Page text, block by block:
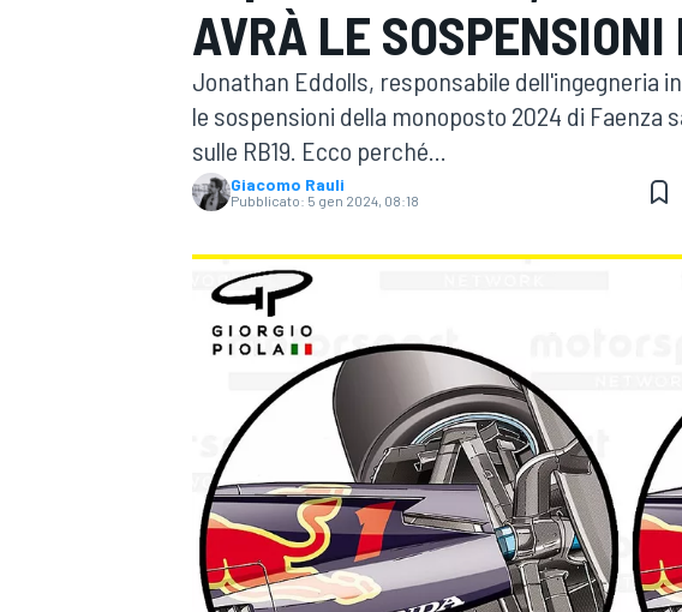
MOTOGP WEC
WRC
AVRÀ LE
Jonathan Eddolls, responsabile dell'ingegneria
le sospensioni della monoposto 2024 di Faenza
sulle RB19. Ecco perché...
Giacomo Rauli
Pubblicato: 5 gen 2024, 08:18